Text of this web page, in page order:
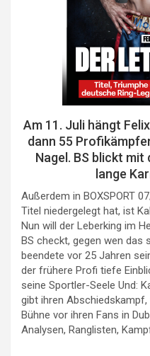
Am 11. Juli hängt
dann 55
Nagel. BS blickt mit
lange
Außerdem in BOXSPORT
Titel niedergelegt hat, ist
Nun will der Leberking im
BS checkt, gegen wen das
beendete vor 25 Jahren
der frühere Profi tiefe
seine Sportler-Seele Und:
gibt ihren
Bühne vor ihren Fans in
Analysen, Ranglisten,